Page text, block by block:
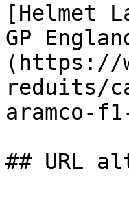
[Helmet
GP
(https://
reduits/
aramco-
## URL